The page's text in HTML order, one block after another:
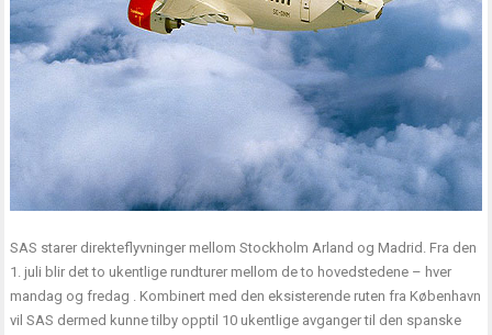
SAS starer direkteflyvninger mellom Stockholm Arland og Madrid. Fra den
1. juli blir det to ukentlige rundturer mellom de to hovedstedene – hver
mandag og fredag . Kombinert med den eksisterende ruten fra København
vil SAS dermed kunne tilby opptil 10 ukentlige avganger til den spanske